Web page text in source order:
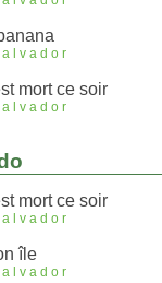
mort ce soir
mort ce soir
île